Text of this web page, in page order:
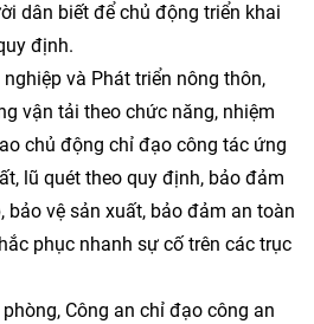
dân biết để chủ động triển khai
định.
và Phát triển nông thôn,
vận tải theo chức năng, nhiệm
chủ động chỉ đạo công tác ứng
lũ quét theo quy định, bảo đảm
bảo vệ sản xuất, bảo đảm an toàn
phục nhanh sự cố trên các trục
Công an chỉ đạo công an